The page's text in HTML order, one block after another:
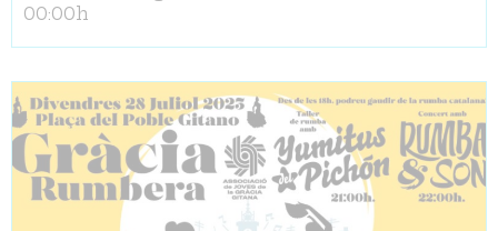
00:00h